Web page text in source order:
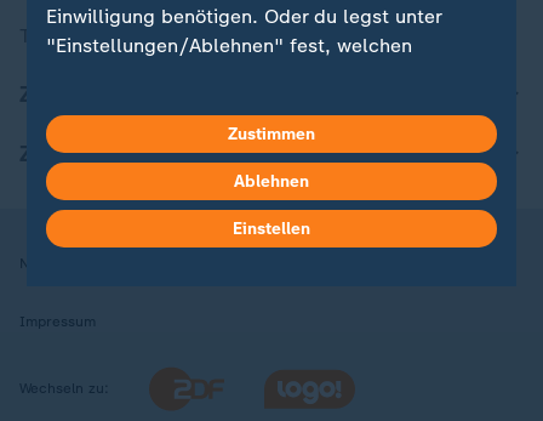
Themen im Überblick
ZDFheute Apps
Nutzungsbedingungen
Impressum
Wechseln zu:
Einwilligung benötigen. Oder du legst unter
"Einstellungen/Ablehnen" fest, welchen
kannst du jederzeit mit Wirkung für die Zukunft
in deinen Einstellungen widerrufen oder ändern.
Hier findest du das Impressum.
Weitere Informationen findest du in unserer
Zustimmen
Ablehnen
Einstellen